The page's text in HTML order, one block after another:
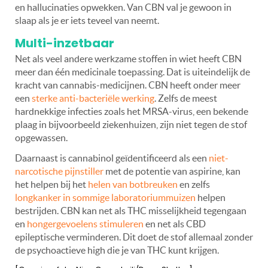
en hallucinaties opwekken. Van CBN val je gewoon in
slaap als je er iets teveel van neemt.
Multi-inzetbaar
Net als veel andere werkzame stoffen in wiet heeft CBN
meer dan één medicinale toepassing. Dat is uiteindelijk de
kracht van cannabis-medicijnen. CBN heeft onder meer
een sterke anti-bacteriële werking. Zelfs de meest
hardnekkige infecties zoals het MRSA-virus, een bekende
plaag in bijvoorbeeld ziekenhuizen, zijn niet tegen de stof
opgewassen.
Daarnaast is cannabinol geïdentificeerd als een niet-
narcotische pijnstiller met de potentie van aspirine, kan
het helpen bij het helen van botbreuken en zelfs
longkanker in sommige laboratoriummuizen helpen
bestrijden. CBN kan net als THC misselijkheid tegengaan
en hongergevoelens stimuleren en net als CBD
epileptische verminderen. Dit doet de stof allemaal zonder
de psychoactieve high die je van THC kunt krijgen.